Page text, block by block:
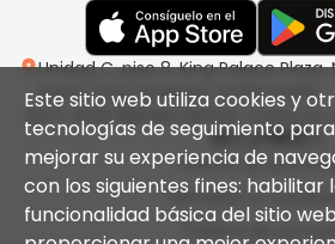
Unidad C, piso 8, King Palace Plaza,
Kwun Tong, Kowloon, HONG KONG
2017-2026 BNESIM LIMITED. Todos
Política de
Términos &
Política de uso
Este sitio web utiliza cookies y
tecnologías de seguimiento para
mejorar su experiencia de
con los siguientes fines: habilitar
funcionalidad básica del sitio